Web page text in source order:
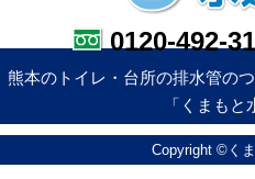
0120-492-
熊本のトイレ・台所の排水管の
「くまもと
Copyright ©く